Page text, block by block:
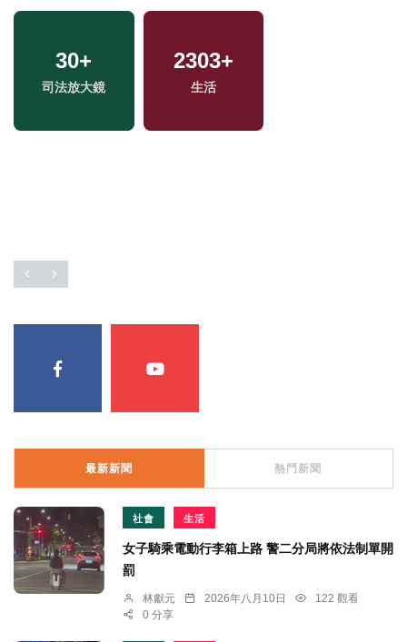
30+
司法放大鏡
2338+
生活
95+
影視
1571+
政治
最新新聞 熱門新聞
社會 生活
女子騎乘電動行李箱上路 警二分局將依法制單開
罰
林獻元 2026年八月10日
122 觀看
0 分享